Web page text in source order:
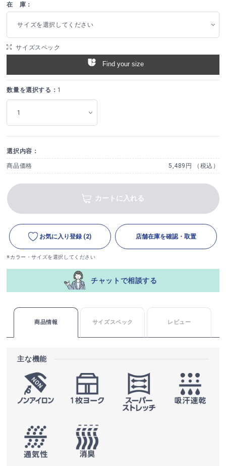
在 庫：
サイズを選択してください
サイズスペック
Find your size
数量を選択する： 1
選択内容：
商品価格 5,489円 （税込）
カートに入れる
お気に入り登録 (2) 店舗在庫を確認・取置
※カラー・サイズを選択してください
チャットで相談する
商品情報 サイズスペック レビュー
主な機能